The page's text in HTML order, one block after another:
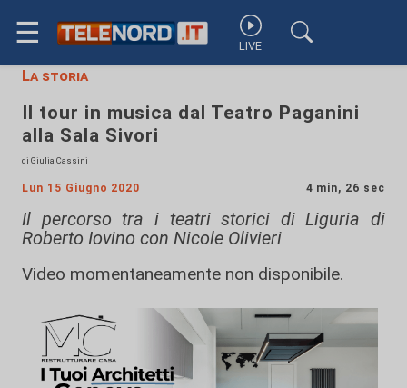
☰ LIVE
La storia
Il tour in musica dal Teatro Paganini
alla Sala Sivori
di Giulia Cassini
Lun 15 Giugno 2020 4 min, 26 sec
Il percorso tra i teatri storici di Liguria di
Roberto Iovino con Nicole Olivieri
Video momentaneamente non disponibile.